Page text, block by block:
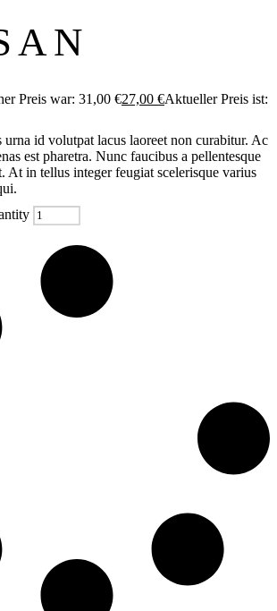
Preis war: 31,00 €27,00 €Aktueller Preis ist:
id volutpat lacus laoreet non curabitur. Ac
est pharetra. Nunc faucibus a pellentesque
At in tellus integer feugiat scelerisque varius